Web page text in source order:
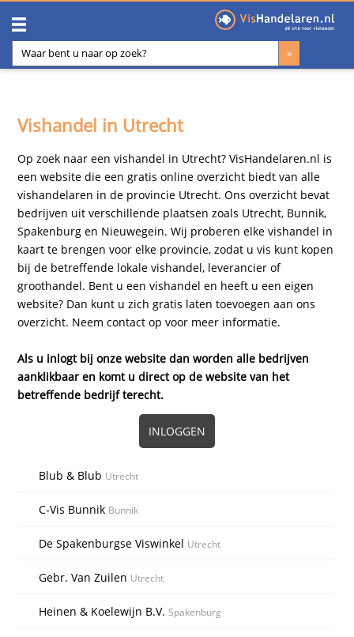
Vishandel in Utrecht
Op zoek naar een vishandel in Utrecht? VisHandelaren.nl is
een website die een gratis online overzicht biedt van alle
vishandelaren in de provincie Utrecht. Ons overzicht bevat
bedrijven uit verschillende plaatsen zoals Utrecht, Bunnik,
Spakenburg en Nieuwegein. Wij proberen elke vishandel in
kaart te brengen voor elke provincie, zodat u vis kunt kopen
bij de betreffende lokale vishandel, leverancier of
groothandel. Bent u een vishandel en heeft u een eigen
website? Dan kunt u zich gratis laten toevoegen aan ons
overzicht. Neemcontact op voor meer informatie.
Als u inlogt bij onze website dan worden alle bedrijven
aanklikbaar en komt u direct op de website van het
betreffende bedrijf terecht.
INLOGGEN
Blub & Blub Utrecht
C-Vis Bunnik Bunnik
De Spakenburgse Viswinkel Utrecht
Gebr. Van Zuilen Utrecht
Heinen & Koelewijn B.V.Spakenburg